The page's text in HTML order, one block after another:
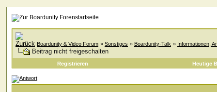
Boardunity & Video Forum » Sonstiges » Boardunity-Talk » Informationen,
Beitrag nicht freigeschalten
Registrieren Heutige